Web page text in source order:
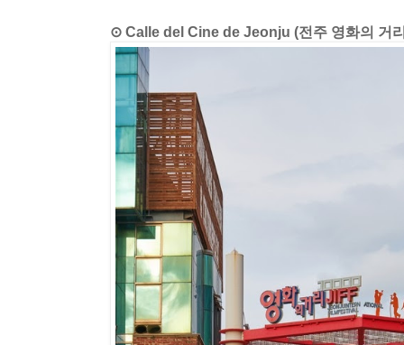
⊙ Calle del Cine de Jeonju (전주 영화의 거